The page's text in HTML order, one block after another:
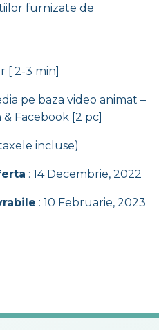
furnizate de
[ 2-3 min]
pe baza video animat –
Facebook [2 pc]
incluse)
: 14 Decembrie, 2022
: 10 Februarie, 2023